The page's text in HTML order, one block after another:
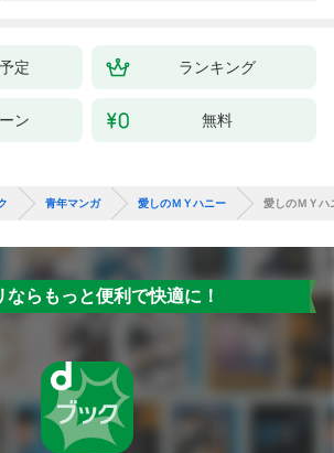
定 ランキング
ン 無料
青年マンガ 愛しのＭＹハニー 愛しのＭＹ
ならもっと便利で快適に！